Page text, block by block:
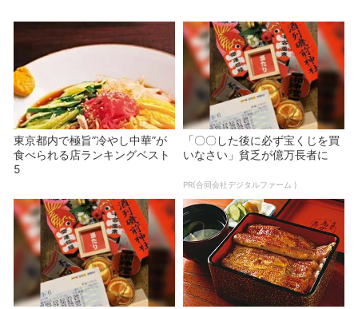
東京都内で極旨”冷やし中華”が
食べられる店ランキングベスト
5
「〇〇した後に必ず宝くじを買
いなさい」貧乏が億万長者に
PR(合同会社デジタルファーム )